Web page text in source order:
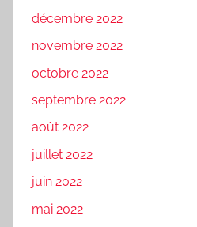
décembre 2022
novembre 2022
octobre 2022
septembre 2022
août 2022
juillet 2022
juin 2022
mai 2022